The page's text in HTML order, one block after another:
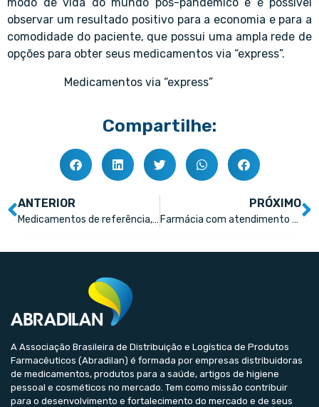
observar um resultado positivo para a economia e para a
comodidade do paciente, que possui uma ampla rede de
opções para obter seus medicamentos via “express”.
Medicamentos via “express”
Compartilhe:
ANTERIOR
Medicamentos de referência, genéricos e similares: tire as dúvidas
PRÓXIMO
Farmácia com atendimento estendido é tendência que veio para ficar
A Associação Brasileira de Distribuição e Logística de Produtos
Farmacêuticos (Abradilan) é formada por empresas distribuidoras
de medicamentos, produtos para a saúde, artigos de higiene
pessoal e cosméticos no mercado. Tem como missão contribuir
para o desenvolvimento e fortalecimento do mercado e de seus